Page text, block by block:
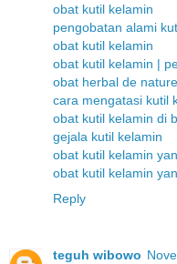
obat kutil kelamin
pengobatan alami
obat kutil kelamin
obat kutil kelamin |
obat herbal de
cara mengatasi kutil
obat kutil kelamin di
gejala kutil kelamin
obat kutil kelamin
obat kutil kelamin
Reply
teguh wibowo